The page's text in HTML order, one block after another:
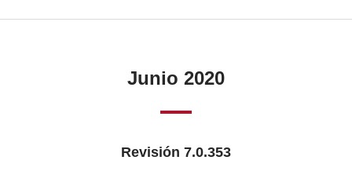
Junio 2020
Revisión 7.0.353